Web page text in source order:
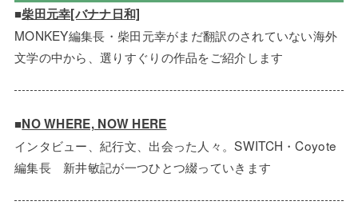
■柴田元幸[バナナ日和]
MONKEY編集長・柴田元幸がまだ翻訳のされていない海外
文学の中から、選りすぐりの作品をご紹介します
■NO WHERE, NOW HERE
インタビュー、紀行文、出会った人々。SWITCH・Coyote
編集長 新井敏記が一つひとつ綴っていきます